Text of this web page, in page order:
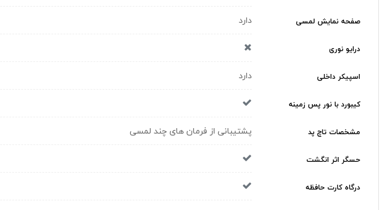
صفحه نمایش لمسی دارد
درایو نوری
اسپیکر داخلی دارد
کیبورد با نور پس زمینه
مشخصات تاچ پد پشتیبانی از فرمان های چند لمسی
حسگر اثر انگشت
درگاه کارت حافظه